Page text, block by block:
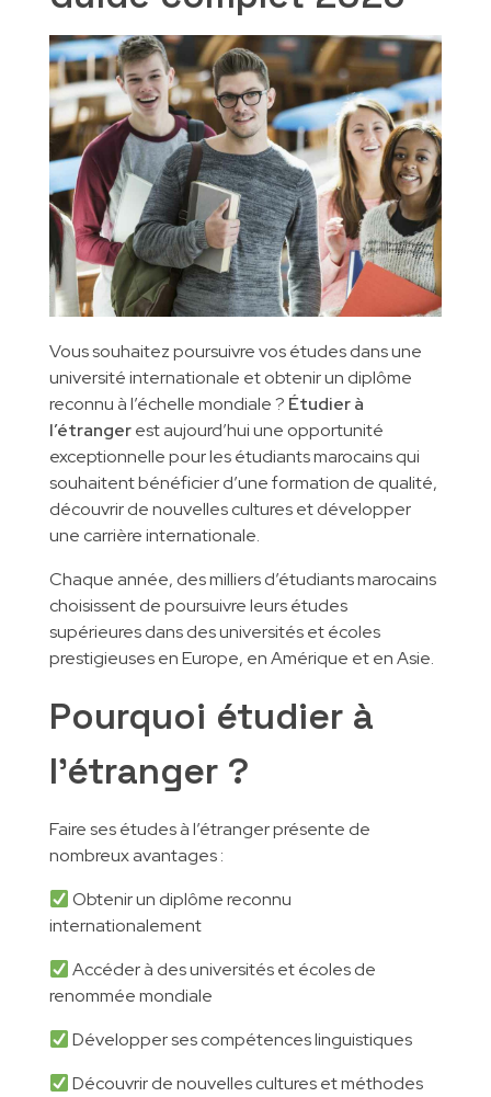
Gestion des entreprises
Gestion de la qualité
Qualité Hygiène Environnement Sécurité
Marketing digital
Génie Industriel
Informatique et Réseaux
Partenaires pédagogiques
CONTACT
Vous souhaitez poursuivre vos études dans une
université internationale et obtenir un diplôme
reconnu à l’échelle mondiale ? Étudier à
l’étrangerest aujourd’hui une opportunité
exceptionnelle pour les étudiants marocains qui
souhaitent bénéficier d’une formation de qualité,
découvrir de nouvelles cultures et développer
une carrière internationale.
Chaque année, des milliers d’étudiants marocains
choisissent de poursuivre leurs études
supérieures dans des universités et écoles
prestigieuses en Europe, en Amérique et en Asie.
Pourquoi étudier à
l’étranger ?
Faire ses études à l’étranger présente de
nombreux avantages :
Obtenir un diplôme reconnu
internationalement
Accéder à des universités et écoles de
renommée mondiale
Développer ses compétences linguistiques
Découvrir de nouvelles cultures et méthodes